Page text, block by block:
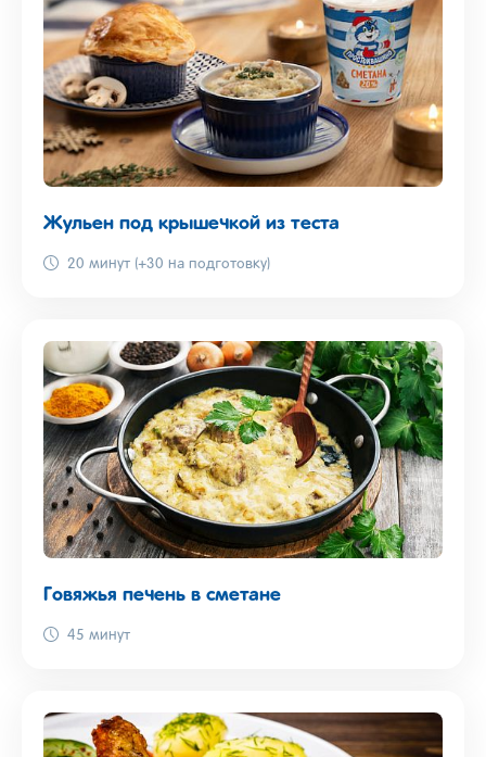
Жульен под крышечкой из теста
20 минут (+30 на подготовку)
Говяжья печень в сметане
45 минут